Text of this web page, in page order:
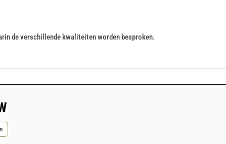
de verschillende kwaliteiten worden besproken.